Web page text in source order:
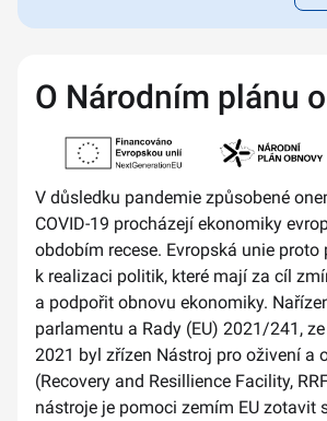
O Národním plánu
V důsledku pandemie způsobené
COVID-19 procházejí ekonomiky
obdobím recese. Evropská unie proto
k realizaci politik, které mají za cíl
a podpořit obnovu ekonomiky.
parlamentu a Rady (EU) 2021/241,
2021 byl zřízen Nástroj pro oživení a
(Recovery and Resillience Facility,
nástroje je pomoci zemím EU zotavit